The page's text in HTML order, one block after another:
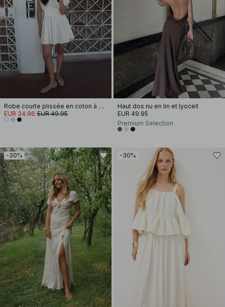
Robe courte plissée en coton à manches courtes
EUR 34.96 EUR 49.95
Haut dos nu en lin et lyocell
EUR 49.95
Premium Selection
-30% -30%